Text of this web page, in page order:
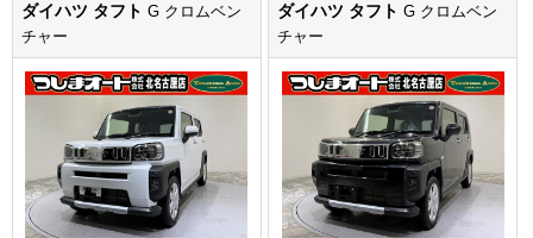
ダイハツ タフト G クロムベン
チャー
ダイハツ タフトG クロムベン
チャー